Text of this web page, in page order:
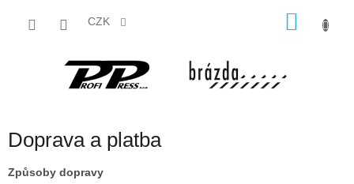
CZK
Doprava a platba
Způsoby dopravy